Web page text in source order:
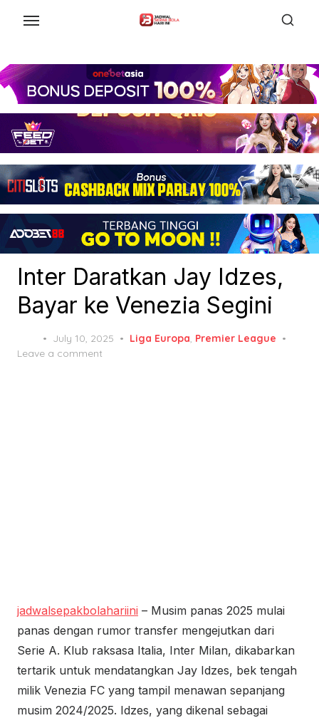
content
Inter Daratkan Jay Idzes,
Bayar ke Venezia Segini
Posted
on
July 10, 2025 Liga Europa, Premier League
Leave a comment
jadwalsepakbolahariini – Musim panas 2025 mulai
panas dengan rumor transfer mengejutkan dari
Serie A. Klub raksasa Italia, Inter Milan, dikabarkan
tertarik untuk mendatangkan Jay Idzes, bek tengah
milik Venezia FC yang tampil menawan sepanjang
musim 2024/2025. Idzes, yang dikenal sebagai